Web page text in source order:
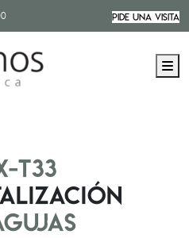
PIDE UNA VISITA
T33